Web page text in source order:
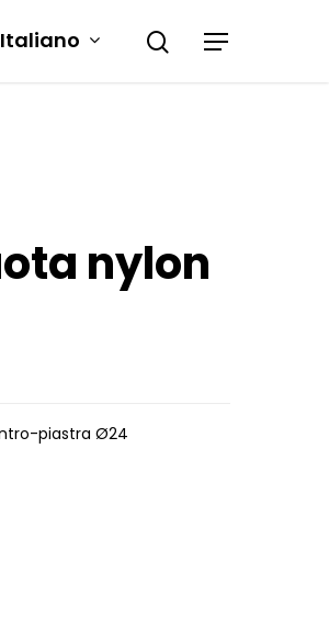
Italiano
nylon
piastra Ø24